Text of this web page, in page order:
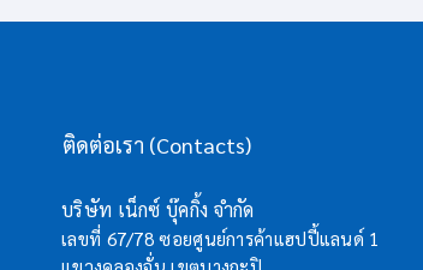
ติดต่อเรา (Contacts)
บริษัท เน็กซ์ บุ๊คกิ้ง จำกัด
เลขที่ 67/78 ซอยศูนย์การค้าแฮปปี้แลนด์ 1
แขวงคลองจั่น เขตบางกะปิ